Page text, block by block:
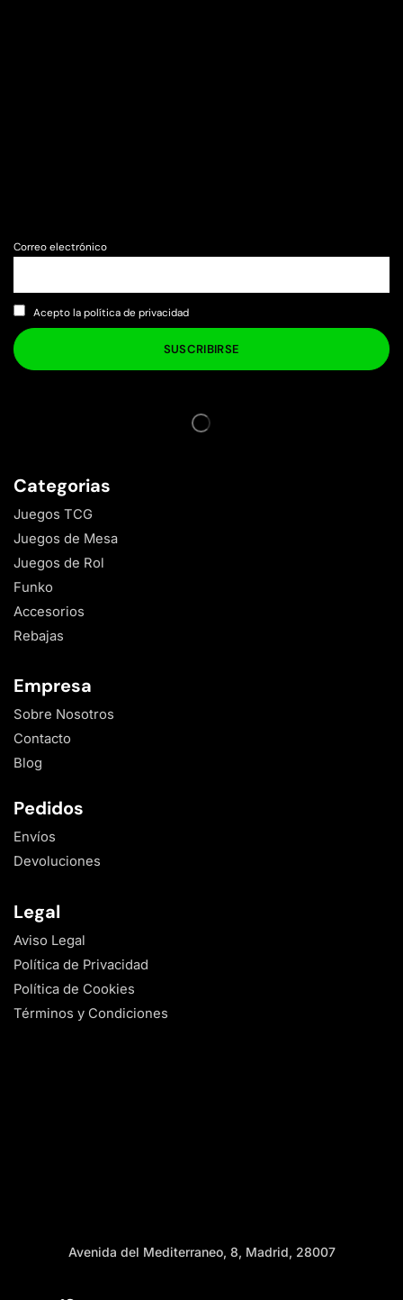
Correo electrónico
Acepto la política de privacidad
Categorias
Juegos TCG
Juegos de Mesa
Juegos de Rol
Funko
Accesorios
Rebajas
Empresa
Sobre Nosotros
Contacto
Blog
Pedidos
Envíos
Devoluciones
Legal
Aviso Legal
Política de Privacidad
Política de Cookies
Términos y Condiciones
Avenida del Mediterraneo, 8, Madrid, 28007